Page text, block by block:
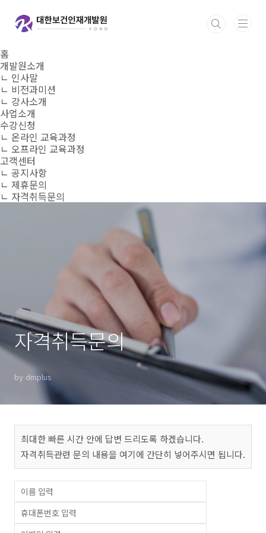
홈
개발원소개
ㄴ 인사말
ㄴ 비전과미션
ㄴ 강사소개
사업소개
수강신청
ㄴ 온라인 교육과정
ㄴ 오프라인 교육과정
고객센터
ㄴ 공지사항
ㄴ 제휴문의
ㄴ 자격취득문의
자격취득문의
by dmplus
최대한 빠른 시간 안에 답변 드리도록 하겠습니다.
자격취득관련 문의 내용을 여기에 간단히 넣어주시면 됩니다.